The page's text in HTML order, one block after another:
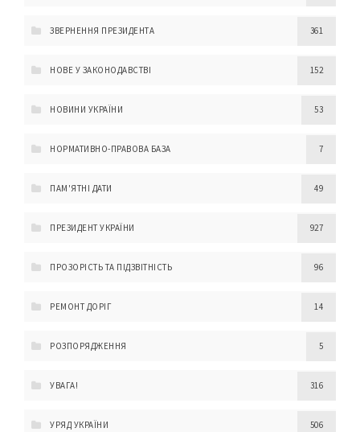
ЗВЕРНЕННЯ ПРЕЗИДЕНТА 361
НОВЕ У ЗАКОНОДАВСТВІ 152
НОВИНИ УКРАЇНИ 53
НОРМАТИВНО-ПРАВОВА БАЗА 7
ПАМ'ЯТНІ ДАТИ 49
ПРЕЗИДЕНТ УКРАЇНИ 927
ПРОЗОРІСТЬ ТА ПІДЗВІТНІСТЬ 96
РЕМОНТ ДОРІГ 14
РОЗПОРЯДЖЕННЯ 5
УВАГА! 316
УРЯД УКРАЇНИ 506